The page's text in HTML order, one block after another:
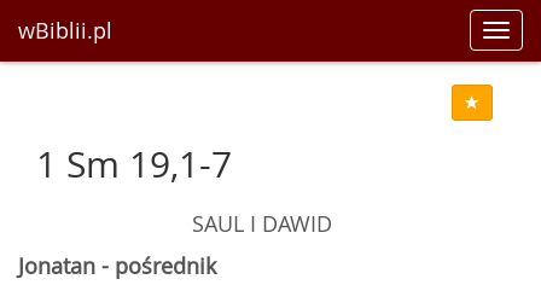
wBiblii.pl
1 Sm 19,1-7
SAUL I DAWID
Jonatan - pośrednik